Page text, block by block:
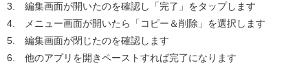
3. 編集画面が開いたのを確認し「完了」をタップします
4. メニュー画面が開いたら「コピー＆削除」を選択します
5. 編集画面が閉じたのを確認します
6. 他のアプリを開きペーストすれば完了になります